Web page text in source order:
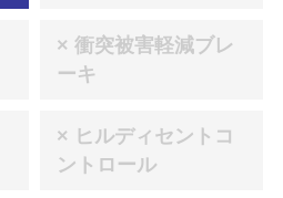
× 衝突被害軽減ブレ
ーキ
× ヒルディセントコ
ントロール